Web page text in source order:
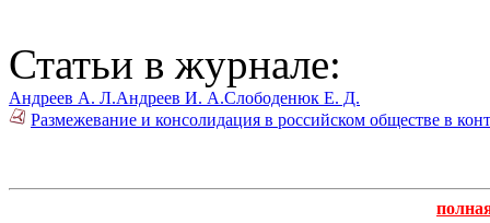
Статьи в журнале:
Андреев А. Л.Андреев И. А.Слободенюк Е. Д.
Размежевание и консолидация в российском обществе в